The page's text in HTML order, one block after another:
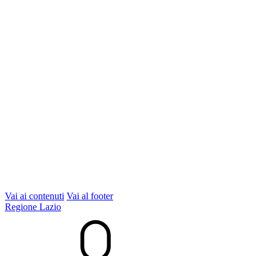
Vai ai contenuti Vai al footer
Regione Lazio